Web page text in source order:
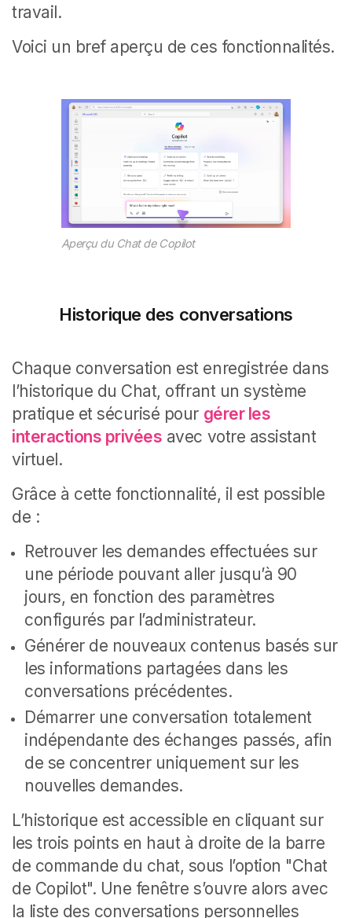
travail.
Voici un bref aperçu de ces fonctionnalités.
Aperçu du Chat de Copilot
Historique des conversations
Chaque conversation est enregistrée dans
l’historique du Chat, offrant un système
pratique et sécurisé pour gérer les
interactions privées avec votre assistant
virtuel.
Grâce à cette fonctionnalité, il est possible
de :
Retrouver les demandes effectuées sur
une période pouvant aller jusqu’à 90
jours, en fonction des paramètres
configurés par l’administrateur.
Générer de nouveaux contenus basés sur
les informations partagées dans les
conversations précédentes.
Démarrer une conversation totalement
indépendante des échanges passés, afin
de se concentrer uniquement sur les
nouvelles demandes.
L’historique est accessible en cliquant sur
les trois points en haut à droite de la barre
de commande du chat, sous l’option "Chat
de Copilot". Une fenêtre s’ouvre alors avec
la liste des conversations personnelles